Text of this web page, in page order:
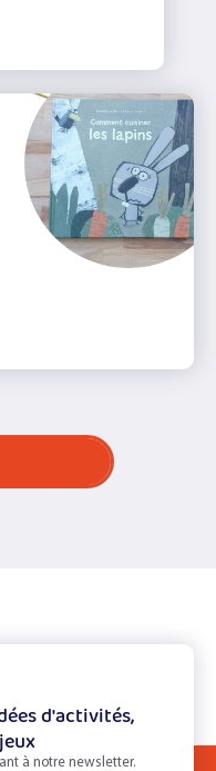
d'activités,
à notre newsletter.